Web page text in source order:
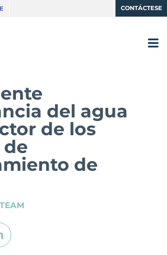
CONTÁCTESE
del agua
de los
de